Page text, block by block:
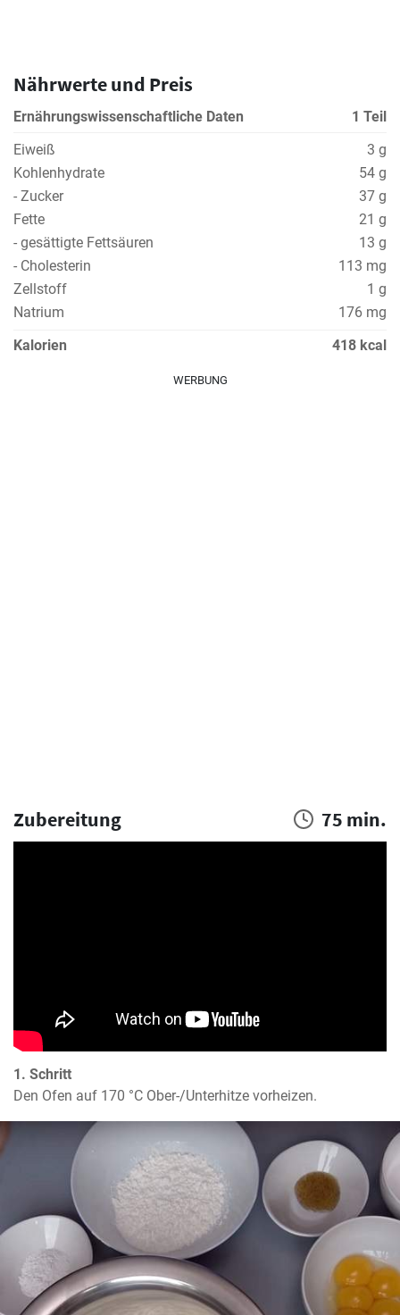
Nährwerte und Preis
Ernährungswissenschaftliche Daten
1 Teil
Eiweiß
3 g
Kohlenhydrate
54 g
- Zucker
37 g
Fette
21 g
- gesättigte Fettsäuren
13 g
- Cholesterin
113 mg
Zellstoff
1 g
Natrium
176 mg
Kalorien
418 kcal
WERBUNG
Zubereitung 75 min.
1. Schritt
Den Ofen auf 170 °C Ober-/Unterhitze vorheizen.